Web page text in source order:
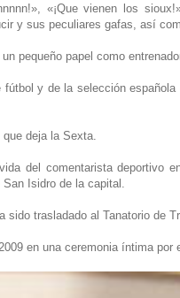
«¡Que vienen los
y sus peculiares gafas, así
pequeño papel como
y de la selección
deja la Sexta.
del comentarista deportivo
Isidro de la capital.
trasladado al Tanatorio de
en una ceremonia íntima por